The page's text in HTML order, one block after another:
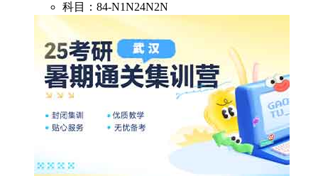
科目：84-N1N24N2N